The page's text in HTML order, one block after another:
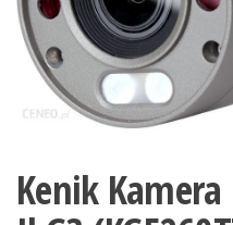
Kenik Kamera